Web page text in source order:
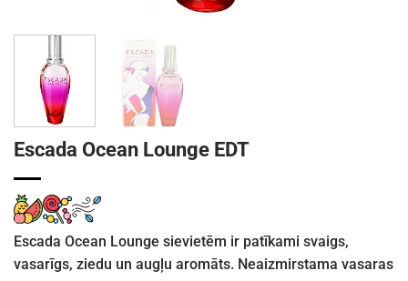
Escada Ocean Lounge EDT
Escada Ocean Lounge sievietēm ir patīkami svaigs,
vasarīgs, ziedu un augļu aromāts. Neaizmirstama vasaras